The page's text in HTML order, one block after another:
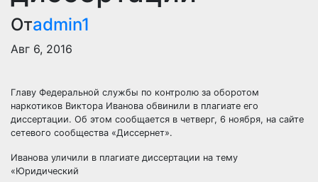
Отadmin1
Авг 6, 2016
Главу Федеральной службы по контролю за оборотом
наркотиков Виктора Иванова обвинили в плагиате его
диссертации. Об этом сообщается в четверг, 6 ноября, на сайте
сетевого сообщества «Диссернет».
Иванова уличили в плагиате диссертации на тему
«Юридический